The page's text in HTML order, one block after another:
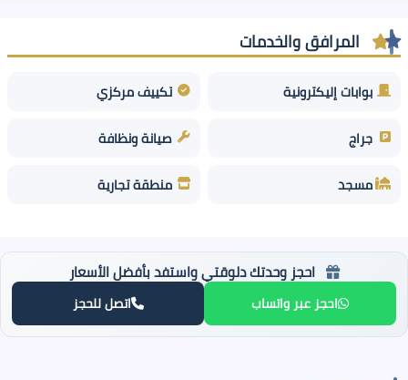
المرافق والخدمات
بوابات إليكترونية تكييف مركزي
جراج صيانة ونظافة
مسجد منطقة تجارية
احجز وحدتك دلوقتي واستفد بأفضل الأسعار
احجز عبر واتساب اتصل للحجز